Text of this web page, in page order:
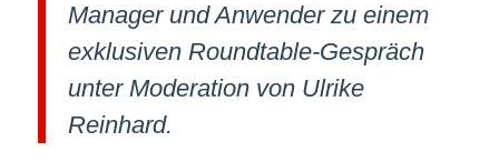
Manager und Anwender zu einem
exklusiven Roundtable-Gespräch
unter Moderation von Ulrike
Reinhard.